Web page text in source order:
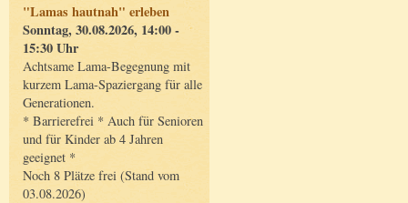
"Lamas hautnah" erleben
Sonntag, 30.08.2026, 14:00 -
15:30 Uhr
Achtsame Lama-Begegnung mit
kurzem Lama-Spaziergang für alle
Generationen.
* Barrierefrei * Auch für Senioren
und für Kinder ab 4 Jahren
geeignet *
Noch 8 Plätze frei (Stand vom
03.08.2026)